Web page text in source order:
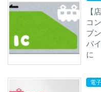
【
コ
ブ
バ
に
電